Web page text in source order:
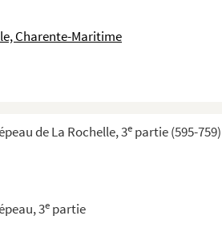
Charente-Maritime
de La Rochelle, 3e partie (595-759)
3e partie
lettres, membre de l'Académie de la...
et ses associés, ...
Dompierre-sur-Mer, celles ...
prieuré du Petit-Maillezais, C...